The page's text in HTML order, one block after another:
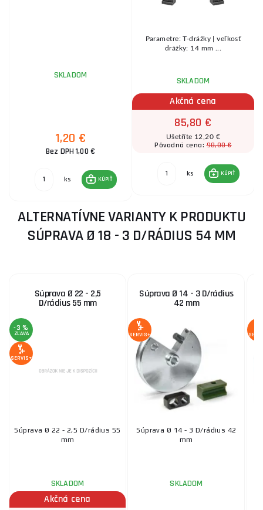
SKLADOM
1,20 €
Bez DPH 1,00 €
ks KÚPIŤ
Parametre: T-drážky | veľkosť
drážky: 14 mm ...
SKLADOM
Akčná cena
85,80 €
Ušetříte 12,20 €
Pôvodná cena:98,00 €
ks KÚPIŤ
ALTERNATÍVNE VARIANTY K PRODUKTU
SÚPRAVA Ø 18 - 3 D/RÁDIUS 54 MM
Súprava Ø 22 - 2,5
D/rádius 55 mm
-3 %
ZĽAVA
SERVIS+
Súprava Ø 22 - 2,5 D/rádius 55
mm
SKLADOM
Akčná cena
Súprava Ø 14 - 3 D/rádius
42 mm
SERVIS+
Súprava Ø 14 - 3 D/rádius 42
mm
SKLADOM